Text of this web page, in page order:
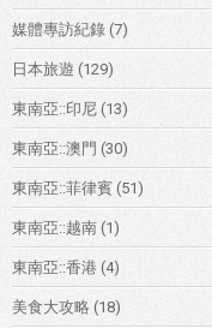
媒體專訪紀錄 (7)
日本旅遊 (129)
東南亞::印尼 (13)
東南亞::澳門 (30)
東南亞::菲律賓 (51)
東南亞::越南 (1)
東南亞::香港 (4)
美食大攻略 (18)